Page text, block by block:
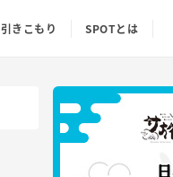
引きこもり SPOTとは